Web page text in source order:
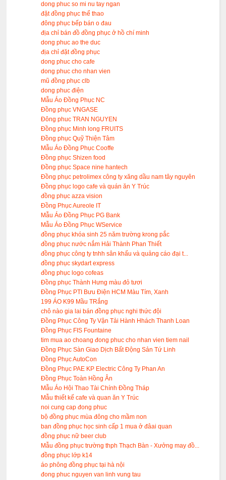
dong phuc so mi nu tay ngan
đặt đồng phục thể thao
đông phục bếp bán o đau
địa chỉ bán đồ đồng phục ở hồ chí minh
dong phuc ao the duc
địa chỉ đặt đồng phục
dong phuc cho cafe
dong phuc cho nhan vien
mũ đồng phục clb
dong phuc điện
Mẫu Áo Đồng Phục NC
Đồng phục VNGASE
Đông phuc TRAN NGUYEN
Đồng phục Minh long FRUITS
Đồng phục Quỹ Thiện Tâm
Mẫu Áo Đồng Phục Cooffe
Đồng phục Shizen food
Đồng phục Space nine hantech
Đồng phục petrolimex công ty xăng dầu nam tây nguyên
Đồng phục logo cafe và quán ăn Y Trúc
đồng phục azza vision
Đồng Phục Aureole IT
Mẫu Áo Đồng Phục PG Bank
Mẫu Áo Đồng Phục WService
đồng phục khóa sinh 25 năm trường krong pắc
đồng phục nước nắm Hải Thành Phan Thiết
đồng phục công ty tnhh sân khấu và quảng cáo đại t...
đồng phục skydart express
đồng phục logo cofeas
Đồng phục Thành Hưng màu đỏ tươi
Đồng Phục PTI Bưu Điện HCM Màu Tím, Xanh
199 ÁO K99 Mầu TRắng
chô nào gia lai bán đồng phục nghi thức đội
Đồng Phục Công Ty Vận Tải Hành Hhách Thanh Loan
Đồng Phục FIS Fountaine
tim mua ao choang đong phuc cho nhan vien tiem nail
Đồng Phục Sàn Giao Dịch Bất Động Sản Tứ Linh
Đồng Phục AutoCon
Đồng Phục PAE KP Electric Công Ty Phan An
Đồng Phục Toàn Hồng Ân
Mẫu Áo Hội Thao Tài Chính Đồng Tháp
Mẫu thiết kế cafe và quan ăn Y Trúc
noi cung cap đong phuc
bộ đồng phục mùa đông cho mầm non
ban đồng phục học sinh cấp 1 mua ở đâai quan
đồng phục nữ beer club
Mẫu đồng phục trường thph Thạch Bàn - Xưởng may đồ...
đồng phục lớp k14
áo phông đồng phục tại hà nội
đong phuc nguyen van linh vung tau